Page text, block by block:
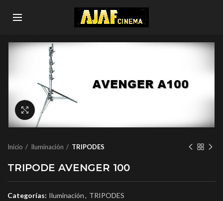
Click to enlarge
Inicio Iluminación TRIPODES
TRIPODE AVENGER 100
Categorías: Iluminación, TRIPODES